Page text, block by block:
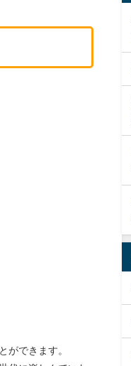
ができます。